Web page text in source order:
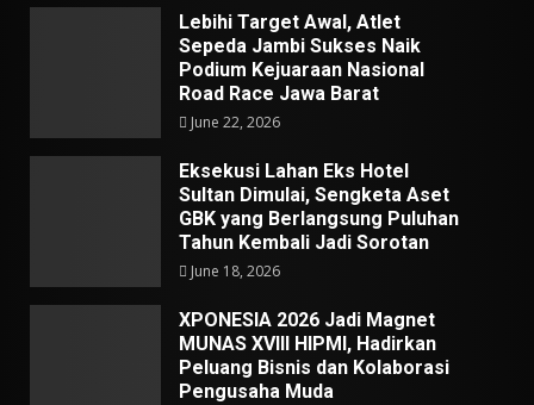
Lebihi Target Awal, Atlet
Sepeda Jambi Sukses Naik
Podium Kejuaraan Nasional
Road Race Jawa Barat
June 22, 2026
Eksekusi Lahan Eks Hotel
Sultan Dimulai, Sengketa Aset
GBK yang Berlangsung Puluhan
Tahun Kembali Jadi Sorotan
June 18, 2026
XPONESIA 2026 Jadi Magnet
MUNAS XVIII HIPMI, Hadirkan
Peluang Bisnis dan Kolaborasi
Pengusaha Muda